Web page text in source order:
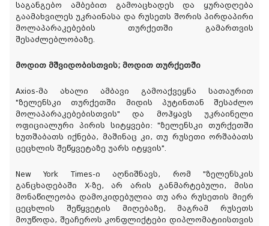
საგანგებო ამბებით გამოაცხადეს და ყურადღება
გაამახვილეს უკრაინასა და რუსეთს შორის პირდაპირი
მოლაპარაკებების თურქეთში გამართვის
შესაძლებლობაზე.
მოდით მშვიდობისთვის; მოდით თურქეთში
Axios-მა ახალი ამბავი გამოაქვეყნა სათაურით
"ზელენსკი თურქეთში მიდის პუტინთან შესაძლო
მოლაპარაკებებისთვის" და მოჰყავს უკრაინელი
ოფიციალური პირის სიტყვები: "ზელენსკი თურქეთში
ხუთშაბათს იქნება, მაშინაც კი, თუ რუსეთი ორშაბათს
ცეცხლის შეწყვეტაზე უარს იტყვის".
New York Times-ი აღნიშნავს, რომ "ზელენსკის
განცხადებაში X-ზე, არ არის განმარტებული, მისი
მონაწილეობა დამოკიდებულია თუ არა რუსეთის მიერ
ცეცხლის შეწყვეტის მიღებაზე, მაგრამ რუსეთს
მოუწოდა, შეაჩეროს კონფლიქტები დიპლომატიისთვის